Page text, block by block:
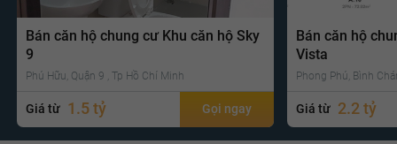
Bán căn hộ chung cư Khu căn hộ Sky
9
Phú Hữu, Quận 9 , Tp Hồ Chí Minh
Giá từ 1.5 tỷ Gọi ngay
Bán căn hộ
Vista
Phong Phú, Bình
Giá từ 2.2 tỷ